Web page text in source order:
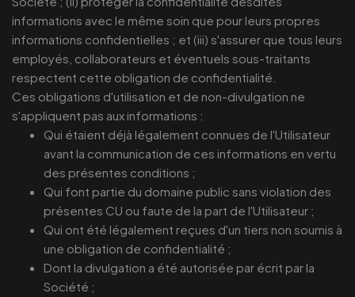
informations avec le même soin que pour leurs propres
informations confidentielles ; et (iii) s'assurer que tous leurs
employés, collaborateurs et éventuels sous-traitants
respectent cette obligation de confidentialité.
Ces obligations d'utilisation et de non-divulgation ne
s'appliquent pas aux informations :
Qui étaient déjà légalement connues de l'Utilisateur
avant la communication de ces informations en vertu
des présentes conditions ;
Qui font partie du domaine public sans violation des
présentes CU ou faute de la part de l'Utilisateur ;
Qui ont été légalement reçues d'un tiers non soumis à
une obligation de confidentialité ;
Dont la divulgation a été autorisée par écrit par la
Société ;